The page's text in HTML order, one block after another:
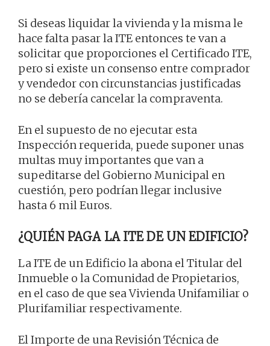
Si deseas liquidar la vivienda y la misma le
hace falta pasar la ITE entonces te van a
solicitar que proporciones el Certificado ITE,
pero si existe un consenso entre comprador
y vendedor con circunstancias justificadas
no se debería cancelar la compraventa.
En el supuesto de no ejecutar esta
Inspección requerida, puede suponer unas
multas muy importantes que van a
supeditarse del Gobierno Municipal en
cuestión, pero podrían llegar inclusive
hasta 6 mil Euros.
¿QUIÉN PAGA LA ITE DE UN EDIFICIO?
La ITE de un Edificio la abona el Titular del
Inmueble o la Comunidad de Propietarios,
en el caso de que sea Vivienda Unifamiliar o
Plurifamiliar respectivamente.
El Importe de una Revisión Técnica de